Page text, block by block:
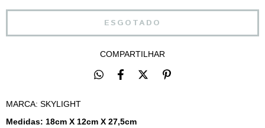
COMPARTILHAR
MARCA: SKYLIGHT
Medidas: 18cm X 12cm X 27,5cm